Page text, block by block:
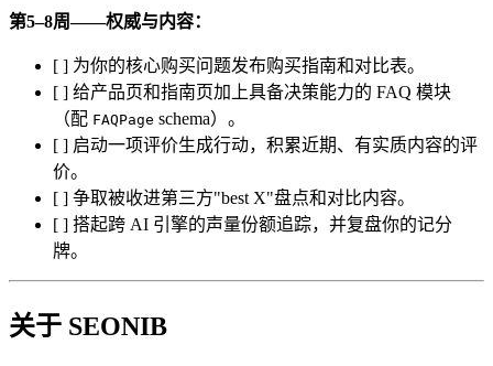
第5–8周——权威与内容：
[ ] 为你的核心购买问题发布购买指南和对比表。
[ ] 给产品页和指南页加上具备决策能力的 FAQ 模块
（配 FAQPage schema）。
[ ] 启动一项评价生成行动，积累近期、有实质内容的评
价。
[ ] 争取被收进第三方"best X"盘点和对比内容。
[ ] 搭起跨 AI 引擎的声量份额追踪，并复盘你的记分
牌。
关于 SEONIB